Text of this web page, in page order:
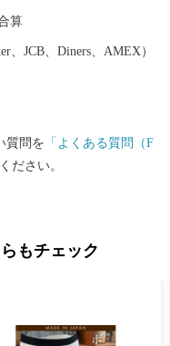
算
、JCB、Diners、AMEX）
質問を 「よくある質問（F
ださい。
もチェック